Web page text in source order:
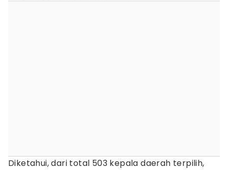
Diketahui, dari total 503 kepala daerah terpilih,